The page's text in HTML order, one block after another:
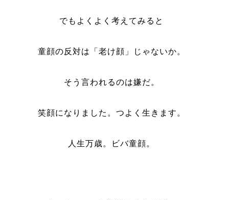
でもよくよく考えてみると
童顔の反対は「老け顔」じゃないか。
そう言われるのは嫌だ。
笑顔になりました。つよく生きます。
人生万歳。ビバ童顔。